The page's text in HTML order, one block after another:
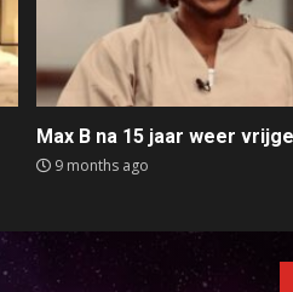
Max B na 15 jaar weer
9 months ago